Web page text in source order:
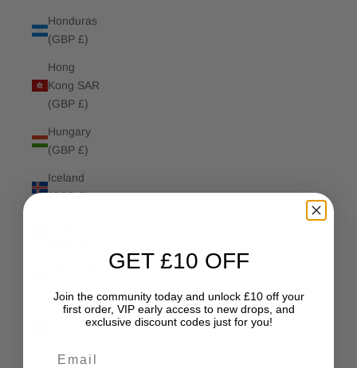
Honduras
(GBP £)
Hong
Kong SAR
(GBP £)
Hungary
(GBP £)
Iceland
(GBP £)
Iraq (GBP
Ireland
GET £10 OFF
Join the community today and unlock £10 off your
first order, VIP early access to new drops, and
exclusive discount codes just for you!